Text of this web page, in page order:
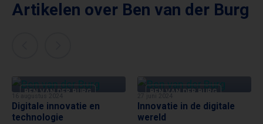
Artikelen over Ben van der Burg
BEN VAN DER BURG
Digitale innovatie en
technologie
BEN VAN DER BURG
Innovatie in de digitale
wereld